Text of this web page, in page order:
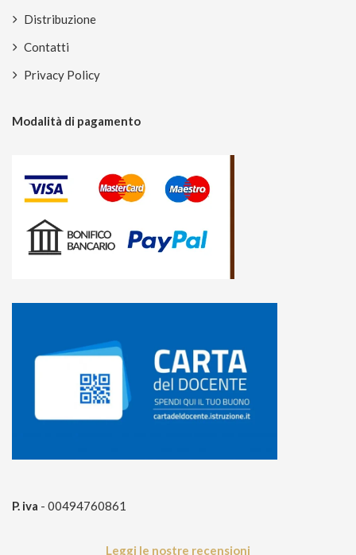
Distribuzione
Contatti
Privacy Policy
Modalità di pagamento
P. iva - 00494760861
Leggi le nostre recensioni